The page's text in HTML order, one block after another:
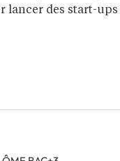
lancer des start-ups